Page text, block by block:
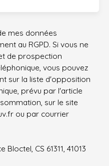
mes données
au RGPD. Si vous ne
de prospection
vous pouvez
sur la liste d'opposition
prévu par l'article
sur le site
ou par courrier
CS 61311, 41013